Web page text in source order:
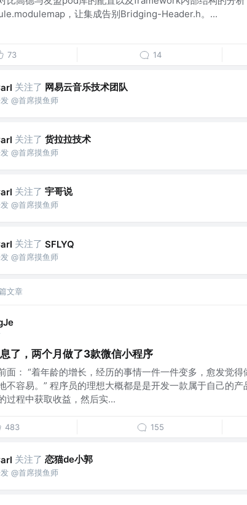
，让集成告别Bridging-Header.h。...
73 14
关注了 网易云音乐技术团队
@首席摸鱼师
关注了 货拉拉技术
@首席摸鱼师
关注了 宇哥说
@首席摸鱼师
关注了 SFLYQ
@首席摸鱼师
文章
了，两个月做了3款微信小程序
面： “着年龄的增长，经历的事情一件一件变多，愈发觉得
不容易。” 程序员的理想大概都是是开发一款属于自己的产
过程中获取收益，然后实...
483 155
关注了 恋猫de小郭
@首席摸鱼师